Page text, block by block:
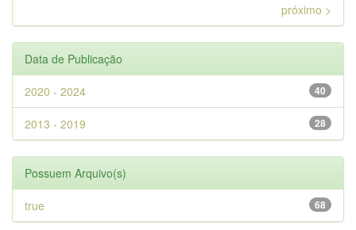
próximo >
Data de Publicação
40
2020 - 2024
28
2013 - 2019
Possuem Arquivo(s)
68
true